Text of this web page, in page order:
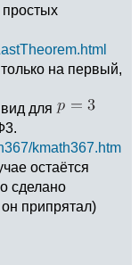
на первый,
для
kmath367.htm
остаётся
сделано
припрятал)